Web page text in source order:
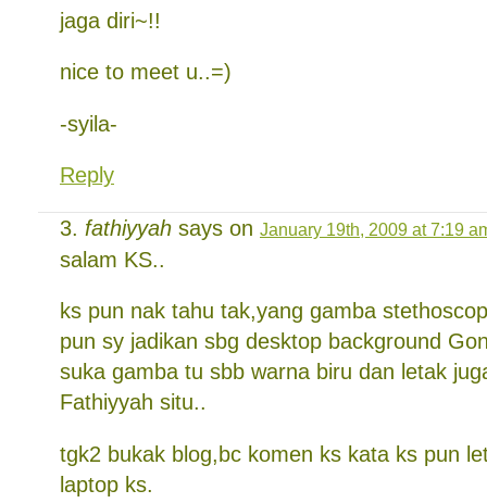
jaga diri~!!
nice to meet u..=)
-syila-
Reply
fathiyyah says on January 19th, 2009 at 7:19
salam KS..
ks pun nak tahu tak,yang gamba
pun sy jadikan sbg desktop background
suka gamba tu sbb warna biru dan letak
Fathiyyah situ..
tgk2 bukak blog,bc komen ks kata ks pun
laptop ks.